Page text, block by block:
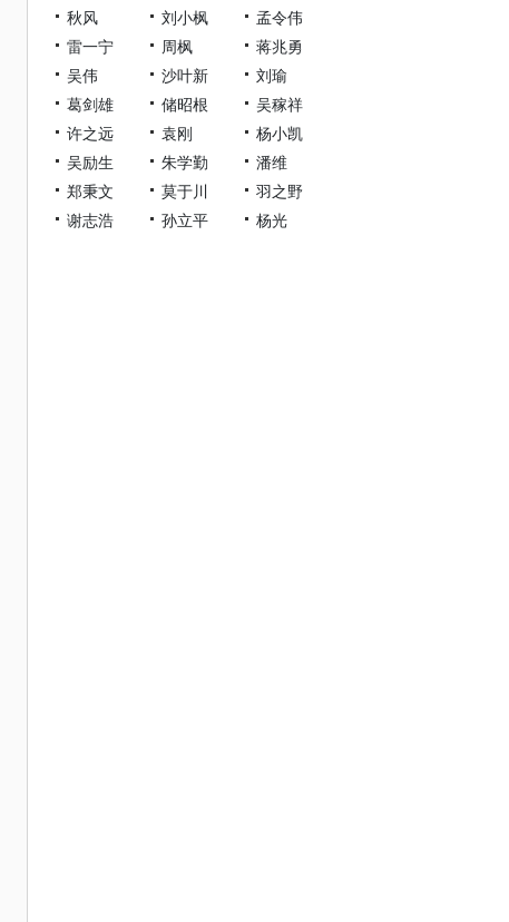
秋风
刘小枫
孟令伟
雷一宁
周枫
蒋兆勇
吴伟
沙叶新
刘瑜
葛剑雄
储昭根
吴稼祥
许之远
袁刚
杨小凯
吴励生
朱学勤
潘维
郑秉文
莫于川
羽之野
谢志浩
孙立平 杨光